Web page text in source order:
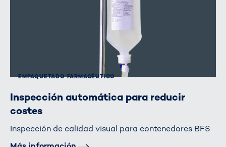
EMPAQUETADO FARMACÉUTICO
Inspección automática para reducir
costes
Inspección de calidad visual para contenedores BFS